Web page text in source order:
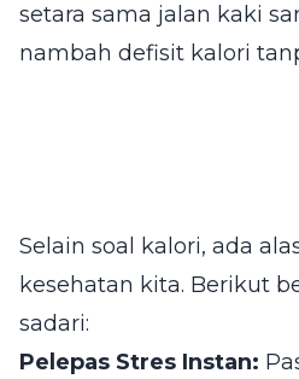
setara sama jalan kaki
nambah defisit kalori
Selain soal kalori, ada
kesehatan kita. Berikut
sadari:
Pelepas Stres Instan: